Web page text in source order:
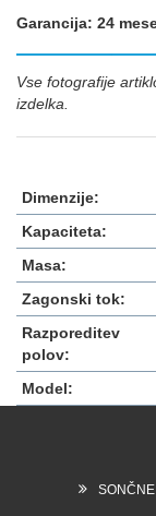
Garancija: 24
Vse fotografije
izdelka.
Dimenzije:
Kapaciteta:
Masa:
Zagonski tok:
Razporeditev
polov:
Model: